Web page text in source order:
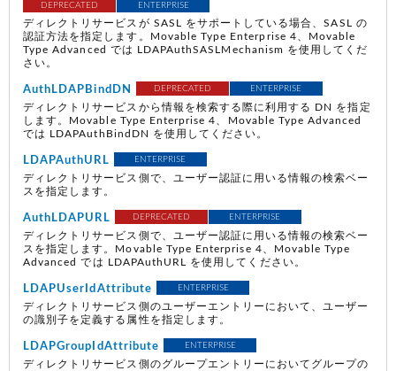
DEPRECATED ENTERPRISE
ディレクトリサービスが SASL をサポートしている場合、SASL の
認証方法を指定します。Movable Type Enterprise 4、Movable
Type Advanced では LDAPAuthSASLMechanism を使用してくだ
さい。
AuthLDAPBindDN DEPRECATED ENTERPRISE
ディレクトリサービスから情報を検索する際に利用する DN を指定
します。Movable Type Enterprise 4、Movable Type Advanced
では LDAPAuthBindDN を使用してください。
LDAPAuthURL ENTERPRISE
ディレクトリサービス側で、ユーザー認証に用いる情報の検索ベー
スを指定します。
AuthLDAPURL DEPRECATED ENTERPRISE
ディレクトリサービス側で、ユーザー認証に用いる情報の検索ベー
スを指定します。Movable Type Enterprise 4、Movable Type
Advanced では LDAPAuthURL を使用してください。
LDAPUserIdAttribute ENTERPRISE
ディレクトリサービス側のユーザーエントリーにおいて、ユーザー
の識別子を定義する属性を指定します。
LDAPGroupIdAttribute ENTERPRISE
ディレクトリサービス側のグループエントリーにおいてグループの